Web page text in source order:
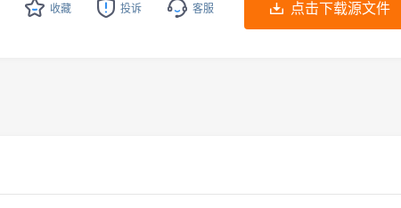
点击下载源文件
收藏 投诉 客服